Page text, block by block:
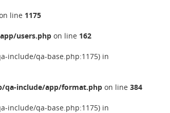
line 1175
users.php on line 162
include/qa-base.php:1175) in
qa-include/app/format.php on line 384
include/qa-base.php:1175) in